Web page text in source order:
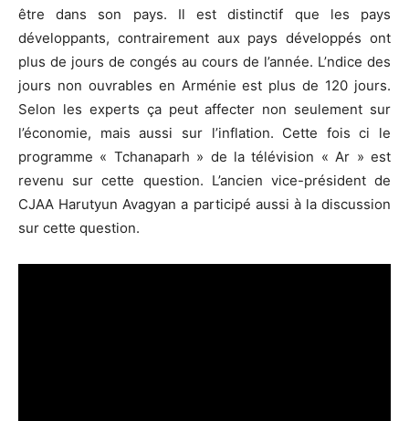
être dans son pays. Il est distinctif que les pays
développants, contrairement aux pays développés ont
plus de jours de congés au cours de l’année. L’ndice des
jours non ouvrables en Arménie est plus de 120 jours.
Selon les experts ça peut affecter non seulement sur
l’économie, mais aussi sur l’inflation. Cette fois ci le
programme « Tchanaparh » de la télévision « Ar » est
revenu sur cette question. L’ancien vice-président de
CJAA Harutyun Avagyan a participé aussi à la discussion
sur cette question.